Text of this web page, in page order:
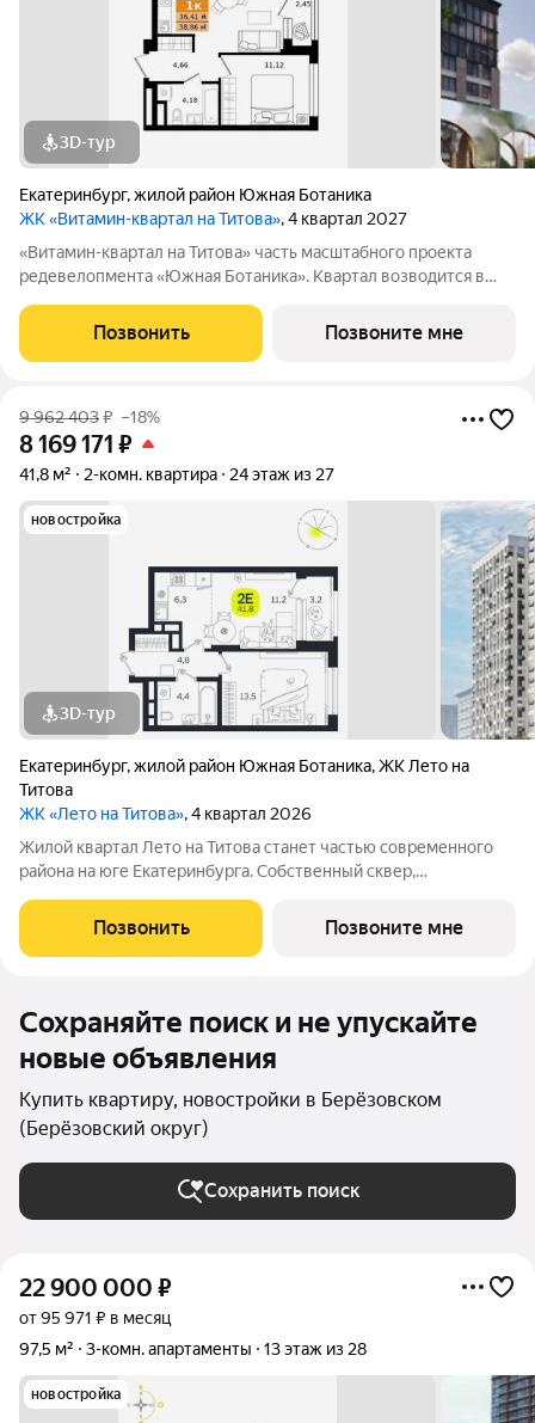
3D-тур
Екатеринбург,жилой район Южная Ботаника
ЖК «Витамин-квартал на Титова», 4 квартал 2027
«Витамин-квартал на Титова» часть масштабного проекта
редевелопмента «Южная Ботаника». Квартал возводится в
развязками до центра города. Здесь то, что нужно для
комфортной жизни: удобная
Позвонить Позвоните мне
9 962 403₽ –18%
8 169 171 ₽
41,8 м² 2-комн. квартира 24 этаж из 27
новостройка
3D-тур
Екатеринбург,жилой район Южная Ботаника,ЖК Лето на
Титова
ЖК «Лето на Титова», 4 квартал 2026
Жилой квартал Лето на Титова станет частью современного
района на юге Екатеринбурга. Собственный сквер,
муниципальный детский сад жители смогут получать
удовольствие от каждого момента жизни в
Позвонить Позвоните мне
Сохраняйте поиск и не упускайте
новые объявления
Купить квартиру, новостройки в Берёзовском
(Берёзовский округ)
Сохранить поиск
22 900 000 ₽
от 95 971 ₽ в месяц
97,5 м²
3-комн. апартаменты 13 этаж из 28
новостройка